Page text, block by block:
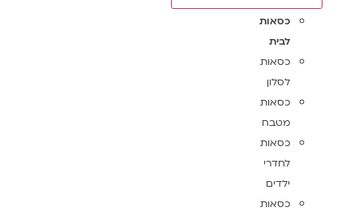
כסאות
לבית
כסאות
לסלון
כסאות
מטבח
כסאות
לחדרי
ילדים
כסאות